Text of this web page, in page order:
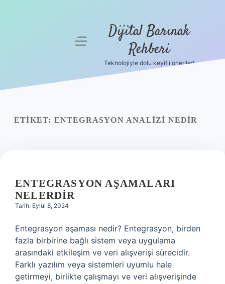
menüyü
Dijital Barınak
Rehberi
Teknolojiyle dolu keyifli öneriler!
ETIKET: ENTEGRASYON ANALIZI NEDIR
ENTEGRASYON AŞAMALARI
NELERDIR
Tarih: Eylül 8, 2024
Entegrasyon aşaması nedir? Entegrasyon, birden
fazla birbirine bağlı sistem veya uygulama
arasındaki etkileşim ve veri alışverişi sürecidir.
Farklı yazılım veya sistemleri uyumlu hale
getirmeyi, birlikte çalışmayı ve veri alışverişinde